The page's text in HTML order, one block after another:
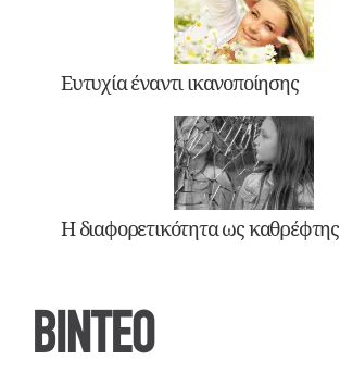
Ευτυχία έναντι ικανοποίησης
Η διαφορετικότητα ως καθρέφτης
ΒΙΝΤΕΟ